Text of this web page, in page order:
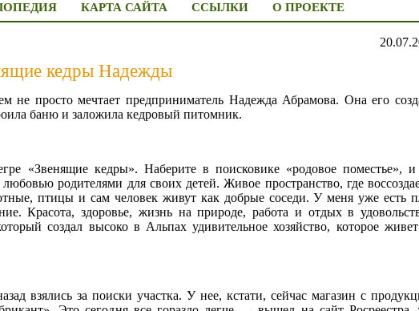
КАРТА САЙТА ССЫЛКИ О ПРОЕКТЕ
кедры Надежды
просто мечтает предприниматель Надежда Абрамова. Она его
баню и заложила кедровый питомник.
«Звенящие кедры». Наберите в поисковике «родовое поместье»,
родителями для своих детей. Живое пространство, где
птицы и сам человек живут как добрые соседи. У меня уже есть
Красота, здоровье, жизнь на природе, работа и отдых в
создал высоко в Альпах удивительное хозяйство, которое
взялись за поиски участка. У нее, кстати, сейчас магазин с